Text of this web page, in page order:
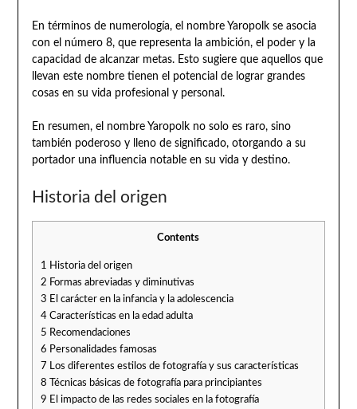
En términos de numerología, el nombre Yaropolk se asocia
con el número 8, que representa la ambición, el poder y la
capacidad de alcanzar metas. Esto sugiere que aquellos que
llevan este nombre tienen el potencial de lograr grandes
cosas en su vida profesional y personal.
En resumen, el nombre Yaropolk no solo es raro, sino
también poderoso y lleno de significado, otorgando a su
portador una influencia notable en su vida y destino.
Historia del origen
Contents
1
Historia del origen
2 Formas abreviadas y diminutivas
3 El carácter en la infancia y la adolescencia
4Características en la edad adulta
5 Recomendaciones
6 Personalidades famosas
7 Los diferentes estilos de fotografía y sus características
8 Técnicas básicas de fotografía para principiantes
9 El impacto de las redes sociales en la fotografía